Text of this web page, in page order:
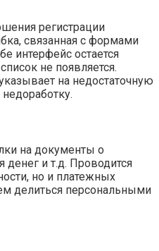
регистрации
связанная с формами
интерфейс остается
не появляется.
на недостаточную
на документы о
денег и т.д. Проводится
но и платежных
делиться персональными